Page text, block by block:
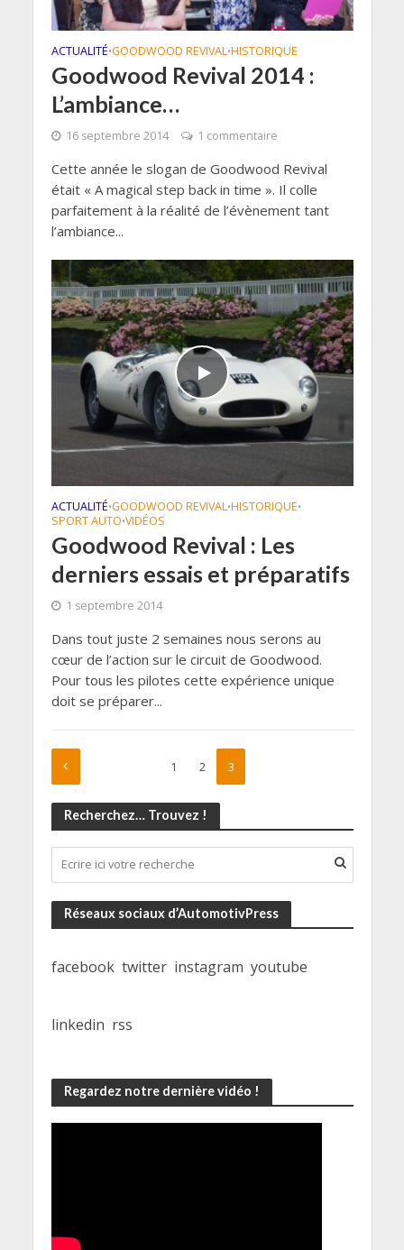
ACTUALITÉ•GOODWOOD REVIVAL•HISTORIQUE
Goodwood Revival 2014 :
L’ambiance…
16 septembre 2014 1 commentaire
Cette année le slogan de Goodwood Revival
était « A magical step back in time ». Il colle
parfaitement à la réalité de l’évènement tant
l’ambiance...
ACTUALITÉ•GOODWOOD REVIVAL•HISTORIQUE•
SPORT AUTO•VIDÉOS
Goodwood Revival : Les
derniers essais et préparatifs
1 septembre 2014
Dans tout juste 2 semaines nous serons au
cœur de l’action sur le circuit de Goodwood.
Pour tous les pilotes cette expérience unique
doit se préparer...
1 2 3
Recherchez… Trouvez !
Réseaux sociaux d’AutomotivPress
facebook twitter instagram youtube
linkedin rss
Regardez notre dernière vidéo !